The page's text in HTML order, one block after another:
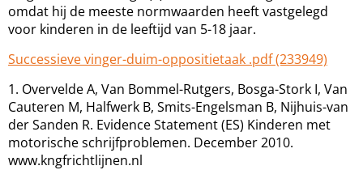
omdat hij de meeste normwaarden heeft vastgelegd
voor kinderen in de leeftijd van 5-18 jaar.
Successieve vinger-duim-oppositietaak .pdf (233949)
1. Overvelde A, Van Bommel-Rutgers, Bosga-Stork I, Van
Cauteren M, Halfwerk B, Smits-Engelsman B, Nijhuis-van
der Sanden R. Evidence Statement (ES) Kinderen met
motorische schrijfproblemen. December 2010.
www.kngfrichtlijnen.nl